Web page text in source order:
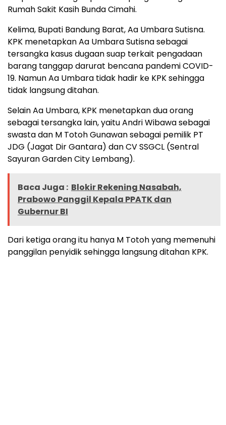
Rumah Sakit Kasih Bunda Cimahi.
Kelima, Bupati Bandung Barat, Aa Umbara Sutisna.
KPK menetapkan Aa Umbara Sutisna sebagai
tersangka kasus dugaan suap terkait pengadaan
barang tanggap darurat bencana pandemi COVID-
19. Namun Aa Umbara tidak hadir ke KPK sehingga
tidak langsung ditahan.
Selain Aa Umbara, KPK menetapkan dua orang
sebagai tersangka lain, yaitu Andri Wibawa sebagai
swasta dan M Totoh Gunawan sebagai pemilik PT
JDG (Jagat Dir Gantara) dan CV SSGCL (Sentral
Sayuran Garden City Lembang).
Baca Juga : Blokir Rekening Nasabah,
Prabowo Panggil Kepala PPATK dan
Gubernur BI
Dari ketiga orang itu hanya M Totoh yang memenuhi
panggilan penyidik sehingga langsung ditahan KPK.